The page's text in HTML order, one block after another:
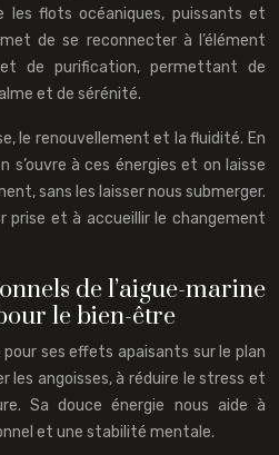
les flots océaniques, puissants et
de se reconnecter à l’élément
de purification, permettant de
et de sérénité.
le renouvellement et la fluidité. En
s’ouvre à ces énergies et on laisse
sans les laisser nous submerger.
prise et à accueillir le changement
de l’aigue-marine
le bien-être
pour ses effets apaisants sur le plan
les angoisses, à réduire le stress et
Sa douce énergie nous aide à
et une stabilité mentale.